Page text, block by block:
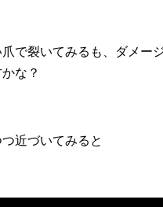
で裂いてみるも、ダメー
な？
近づいてみると